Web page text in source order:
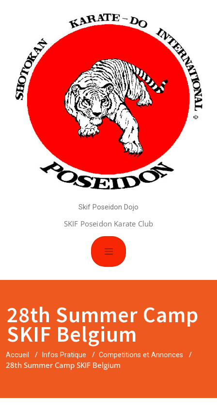
Skif Poseidon Dojo
SKIF Poseidon Karate Club
28th Summer Camp
SKIF Belgium
Accueil / Infos Pratique / Competitions et Annonces
/
28th Summer Camp SKIF Belgium